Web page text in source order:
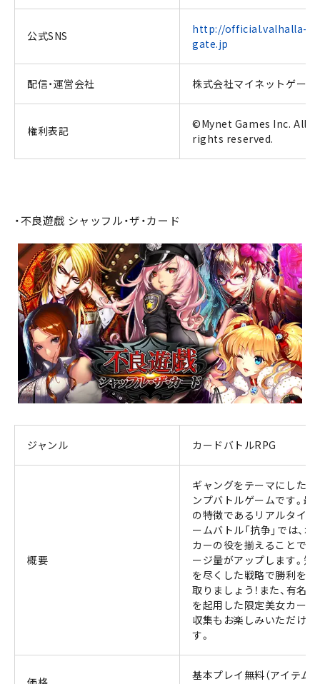
公式SNS
http://official.valhalla-
gate.jp
配信・運営会社 株式会社マイネットゲーム
権利表記
©Mynet Games Inc. All
rights reserved.
・不良遊戯 シャッフル・ザ・カード
ジャンル カードバトルRPG
概要
ギャングをテーマにしたト
ンプバトルゲームです。最
の特徴であるリアルタイム
ームバトル「抗争」では、ポ
カーの役を揃えることでダ
ージ量がアップします。知
を尽くした戦略で勝利を勝
取りましょう！また、有名
を起用した限定美女カード
収集もお楽しみいただけま
す。
基本プレイ無料（アイテム